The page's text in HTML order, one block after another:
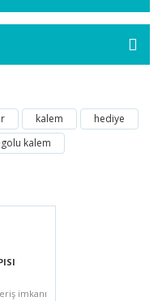
kalem
hediye
kalem
imkanı